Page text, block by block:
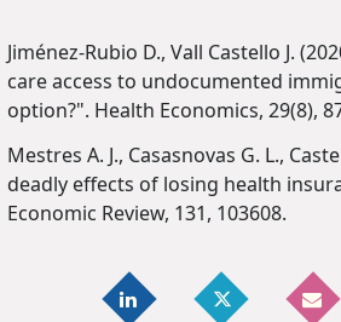
Jiménez-Rubio D., Vall Castello J.
care access to undocumented
option?". Health Economics, 29(8),
Mestres A. J., Casasnovas G. L.,
deadly effects of losing health
Economic Review, 131, 103608.